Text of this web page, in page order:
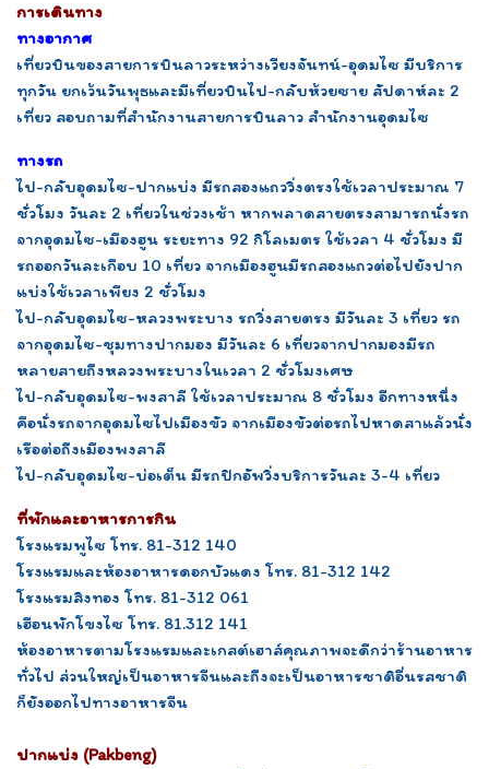
การเดินทาง
ทางอากาศ
เที่ยวบินของสายการบินลาวระหว่างเวียงจันทน์-อุดมไซ มีบริการ
ทุกวัน ยกเว้นวันพุธและมีเที่ยวบินไป-กลับห้วยซาย สัปดาห์ละ 2
เที่ยว สอบถามที่สำนักงานสายการบินลาว สำนักงานอุดมไซ
ทางรถ
ไป-กลับอุดมไซ-ปากแบ่ง มีรถสองแถววิ่งตรงใช้เวลาประมาณ 7
ชั่วโมง วันละ 2 เที่ยวในช่วงเช้า หากพลาดสายตรงสามารถนั่งรถ
จากอุดมไซ-เมืองฮูน ระยะทาง 92 กิโลเมตร ใช้เวลา 4 ชั่วโมง มี
รถออกวันละเกือบ 10 เที่ยว จากเมืองฮูนมีรถสองแถวต่อไปยังปาก
แบ่งใช้เวลาเพียง 2 ชั่วโมง
ไป-กลับอุดมไซ-หลวงพระบาง รถวิ่งสายตรง มีวันละ 3 เที่ยว รถ
จากอุดมไซ-ชุมทางปากมอง มีวันละ 6 เที่ยวจากปากมองมีรถ
หลายสายถึงหลวงพระบางในเวลา 2 ชั่วโมงเศษ
ไป-กลับอุดมไซ-พงสาลี ใช้เวลาประมาณ 8 ชั่วโมง อีกทางหนึ่ง
คือนั่งรถจากอุดมไซไปเมืองขัว จากเมืองขัวต่อรถไปหาดสาแล้วนั่ง
เรือต่อถึงเมืองพงสาลี
ไป-กลับอุดมไซ-บ่อเต็น มีรถปิกอัพวิ่งบริการวันละ 3-4 เที่ยว
ที่พักและอาหารการกิน
โรงแรมพูไซ โทร. 81-312 140
โรงแรมและห้องอาหารดอกบัวแดง โทร. 81-312 142
โรงแรมสิงทอง โทร. 81-312 061
เฮือนพักโขงไซ โทร. 81.312 141
ห้องอาหารตามโรงแรมและเกสต์เฮาส์คุณภาพจะดีกว่าร้านอาหาร
ทั่วไป ส่วนใหญ่เป็นอาหารจีนและถึงจะเป็นอาหารชาติอื่นรสชาติ
ก็ยังออกไปทางอาหารจีน
ปากแบ่ง (Pakbeng)